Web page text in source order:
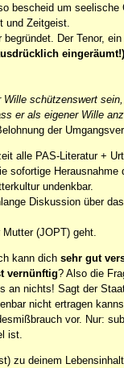
bescheid um
und Zeitgeist.
begründet. Der Tenor,
schützenswert
er als eigener Wille
der
alle PAS-Literatur +
sofortige
undenkbar.
Diskussion über
(JOPT) geht.
kann dich sehr gut
vernünftig? Also die
an nichts! Sagt der
nicht ertragen
vor. Nur:
ist.
zu deinem